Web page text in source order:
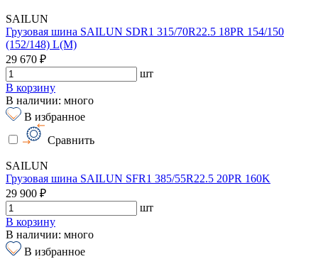
SAILUN
Грузовая шина SAILUN SDR1 315/70R22.5 18PR 154/150
(152/148) L(M)
29 670 ₽
шт
В корзину
В наличии: много
В избранное
Сравнить
SAILUN
Грузовая шина SAILUN SFR1 385/55R22.5 20PR 160K
29 900 ₽
шт
В корзину
В наличии: много
В избранное